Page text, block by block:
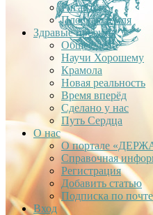
Гиганты
Плоская Земля
Здравые проекты
Общее дело
Научи Хорошему
Крамола
Новая реальность
Время вперёд
Сделано у нас
Путь Сердца
О нас
О портале
Справочная
Регистрация
Добавить статью
Подписка по почте
Вход